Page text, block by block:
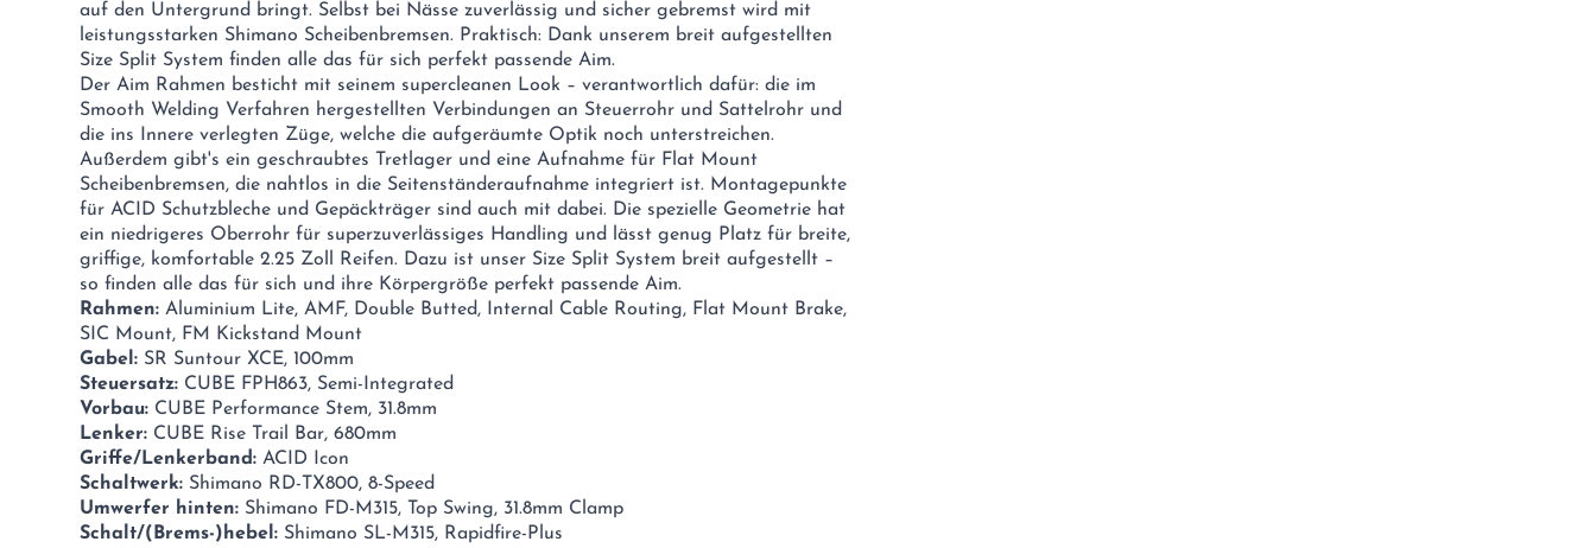
auf den Untergrund bringt. Selbst bei Nässe zuverlässig und sicher gebremst wird mit
leistungsstarken Shimano Scheibenbremsen. Praktisch: Dank unserem breit aufgestellten
Size Split System finden alle das für sich perfekt passende Aim.
Der Aim Rahmen besticht mit seinem supercleanen Look – verantwortlich dafür: die im
Smooth Welding Verfahren hergestellten Verbindungen an Steuerrohr und Sattelrohr und
die ins Innere verlegten Züge, welche die aufgeräumte Optik noch unterstreichen.
Außerdem gibt's ein geschraubtes Tretlager und eine Aufnahme für Flat Mount
Scheibenbremsen, die nahtlos in die Seitenständeraufnahme integriert ist. Montagepunkte
für ACID Schutzbleche und Gepäckträger sind auch mit dabei. Die spezielle Geometrie hat
ein niedrigeres Oberrohr für superzuverlässiges Handling und lässt genug Platz für breite,
griffige, komfortable 2.25 Zoll Reifen. Dazu ist unser Size Split System breit aufgestellt –
so finden alle das für sich und ihre Körpergröße perfekt passende Aim.
Rahmen:Aluminium Lite, AMF, Double Butted, Internal Cable Routing, Flat Mount Brake,
SIC Mount, FM Kickstand Mount
Gabel: SR Suntour XCE, 100mm
Steuersatz: CUBE FPH863, Semi-Integrated
Vorbau: CUBE Performance Stem, 31.8mm
Lenker: CUBE Rise Trail Bar, 680mm
Griffe/Lenkerband:ACID Icon
Schaltwerk: Shimano RD-TX800, 8-Speed
Umwerfer hinten: Shimano FD-M315, Top Swing, 31.8mm Clamp
Schalt/(Brems-)hebel: Shimano SL-M315, Rapidfire-Plus